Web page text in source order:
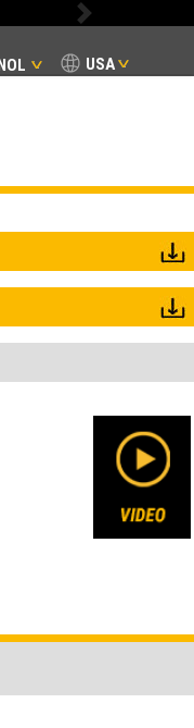
USA
Next